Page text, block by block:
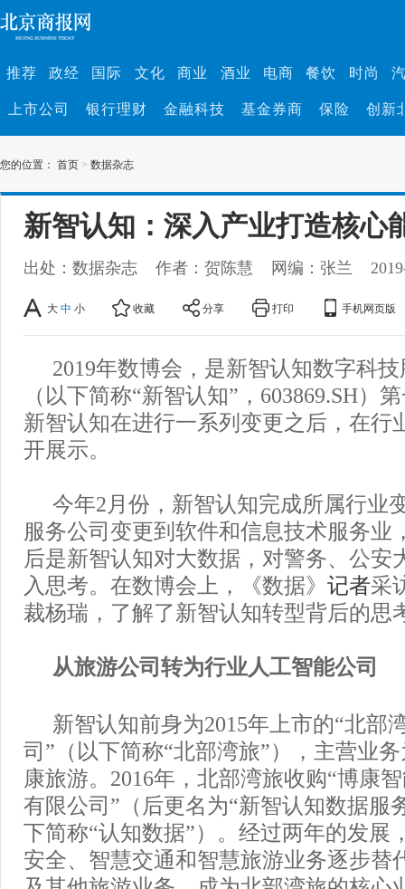
推荐 政经 国际 文化 商业 酒业 电商 餐饮 时尚
上市公司 银行理财 金融科技 基金券商 保险 创新
您的位置： 首页 > 数据杂志
新智认知：深入产业打造核心
出处：数据杂志 作者：贺陈慧 网编：张兰
大 中 小 收藏 分享 打印 手机网页版
2019年数博会，是新智认知数字科
（以下简称“新智认知”，603869.SH）
新智认知在进行一系列变更之后，在行
开展示。
今年2月份，新智认知完成所属行业
服务公司变更到软件和信息技术服务业
后是新智认知对大数据，对警务、公安
入思考。在数博会上，《数据》 记者采
裁杨瑞，了解了新智认知转型背后的思
从旅游公司转为行业人工智能公司
新智认知前身为2015年上市的“北部
司”（以下简称“北部湾旅”），主营业
康旅游。2016年，北部湾旅收购“博康
有限公司”（后更名为“新智认知数据服
下简称“认知数据”）。经过两年的发展
安全、智慧交通和智慧旅游业务逐步替